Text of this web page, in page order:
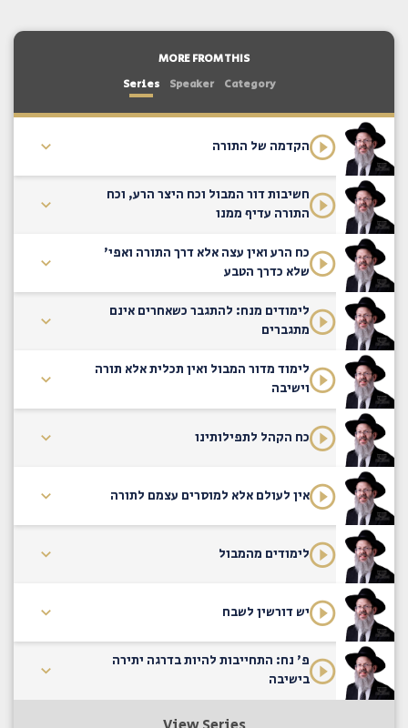
MORE FROM THIS
Series
Speaker Category
הקדמה של התורה
חשיבות דור המבול וכח היצר הרע, וכח
התורה עדיף ממנו
כח הרע ואין עצה אלא דרך התורה ואפי'
שלא כדרך הטבע
לימודים מנח: להתגבר כשאחרים אינם
מתגברים
לימוד מדור המבול ואין תכלית אלא תורה
וישיבה
כח הקהל לתפילותינו
אין לעולם אלא למוסרים עצמם לתורה
לימודים מהמבול
יש דורשין לשבח
פ' נח: התחייבות להיות בדרגה יתירה
בישיבה